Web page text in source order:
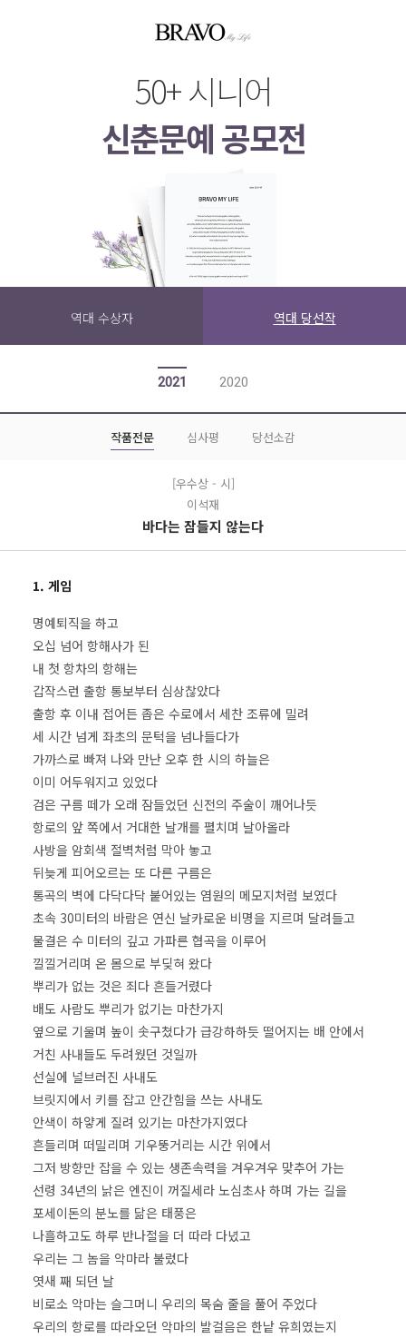
50+ 시니어
신춘문예 공모전
역대 수상자 역대 당선작
2021 2020
작품전문 심사평 당선소감
[우수상 - 시]
이석재
바다는 잠들지 않는다
1. 게임
명예퇴직을 하고
오십 넘어 항해사가 된
내 첫 항차의 항해는
갑작스런 출항 통보부터 심상찮았다
출항 후 이내 접어든 좁은 수로에서 세찬 조류에 밀려
세 시간 넘게 좌초의 문턱을 넘나들다가
가까스로 빠져 나와 만난 오후 한 시의 하늘은
이미 어두워지고 있었다
검은 구름 떼가 오래 잠들었던 신전의 주술이 깨어나듯
항로의 앞 쪽에서 거대한 날개를 펼치며 날아올라
사방을 암회색 절벽처럼 막아 놓고
뒤늦게 피어오르는 또 다른 구름은
통곡의 벽에 다닥다닥 붙어있는 염원의 메모지처럼 보였다
초속 30미터의 바람은 연신 날카로운 비명을 지르며 달려들고
물결은 수 미터의 깊고 가파른 협곡을 이루어
낄낄거리며 온 몸으로 부딪혀 왔다
뿌리가 없는 것은 죄다 흔들거렸다
배도 사람도 뿌리가 없기는 마찬가지
옆으로 기울며 높이 솟구쳤다가 급강하하듯 떨어지는 배 안에서
거친 사내들도 두려웠던 것일까
선실에 널브러진 사내도
브릿지에서 키를 잡고 안간힘을 쓰는 사내도
안색이 하얗게 질려 있기는 마찬가지였다
흔들리며 떠밀리며 기우뚱거리는 시간 위에서
그저 방향만 잡을 수 있는 생존속력을 겨우겨우 맞추어 가는
선령 34년의 낡은 엔진이 꺼질세라 노심초사 하며 가는 길을
포세이돈의 분노를 닮은 태풍은
나흘하고도 하루 반나절을 더 따라 다녔고
우리는 그 놈을 악마라 불렀다
엿새 째 되던 날
비로소 악마는 슬그머니 우리의 목숨 줄을 풀어 주었다
우리의 항로를 따라오던 악마의 발걸음은 한낱 유희였는지